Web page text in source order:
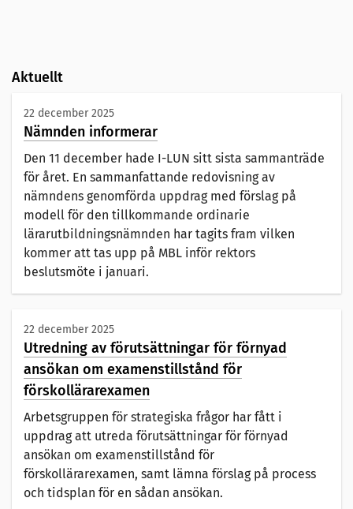
Aktuellt
22 december 2025
Nämnden informerar
Den 11 december hade I-LUN sitt sista sammanträde
för året. En sammanfattande redovisning av
nämndens genomförda uppdrag med förslag på
modell för den tillkommande ordinarie
lärarutbildningsnämnden har tagits fram vilken
kommer att tas upp på MBL inför rektors
beslutsmöte i januari.
22 december 2025
Utredning av förutsättningar för förnyad
ansökan om examenstillstånd för
förskollärarexamen
Arbetsgruppen för strategiska frågor har fått i
uppdrag att utreda förutsättningar för förnyad
ansökan om examenstillstånd för
förskollärarexamen, samt lämna förslag på process
och tidsplan för en sådan ansökan.